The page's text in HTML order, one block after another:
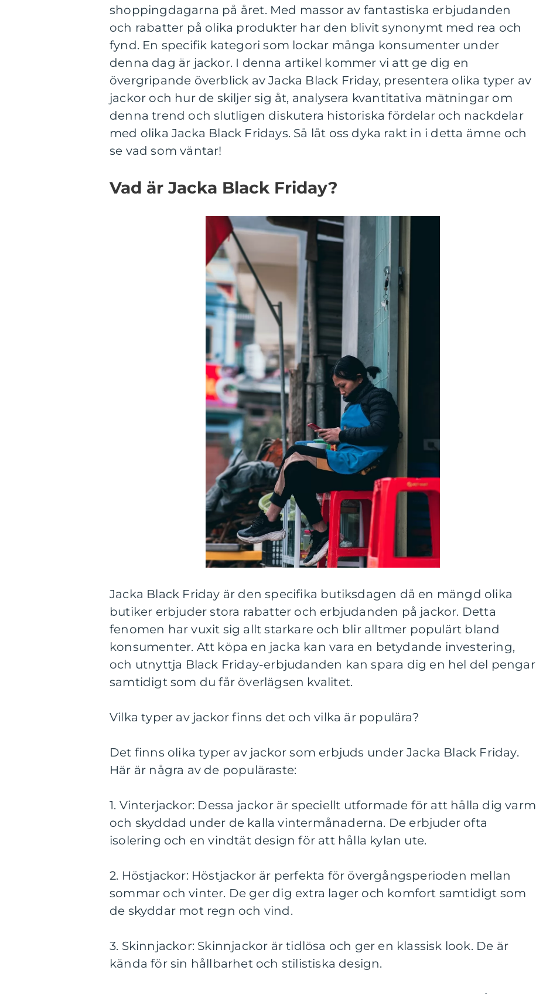
shoppingdagarna på året. Med massor av fantastiska erbjudanden
och rabatter på olika produkter har den blivit synonymt med rea och
fynd. En specifik kategori som lockar många konsumenter under
denna dag är jackor. I denna artikel kommer vi att ge dig en
övergripande överblick av Jacka Black Friday, presentera olika typer av
jackor och hur de skiljer sig åt, analysera kvantitativa mätningar om
denna trend och slutligen diskutera historiska fördelar och nackdelar
med olika Jacka Black Fridays. Så låt oss dyka rakt in i detta ämne och
se vad som väntar!
Vad är Jacka Black Friday?
Jacka Black Friday är den specifika butiksdagen då en mängd olika
butiker erbjuder stora rabatter och erbjudanden på jackor. Detta
fenomen har vuxit sig allt starkare och blir alltmer populärt bland
konsumenter. Att köpa en jacka kan vara en betydande investering,
och utnyttja Black Friday-erbjudanden kan spara dig en hel del pengar
samtidigt som du får överlägsen kvalitet.
Vilka typer av jackor finns det och vilka är populära?
Det finns olika typer av jackor som erbjuds under Jacka Black Friday.
Här är några av de populäraste:
1. Vinterjackor: Dessa jackor är speciellt utformade för att hålla dig varm
och skyddad under de kalla vintermånaderna. De erbjuder ofta
isolering och en vindtät design för att hålla kylan ute.
2. Höstjackor: Höstjackor är perfekta för övergångsperioden mellan
sommar och vinter. De ger dig extra lager och komfort samtidigt som
de skyddar mot regn och vind.
3. Skinnjackor: Skinnjackor är tidlösa och ger en klassisk look. De är
kända för sin hållbarhet och stilistiska design.